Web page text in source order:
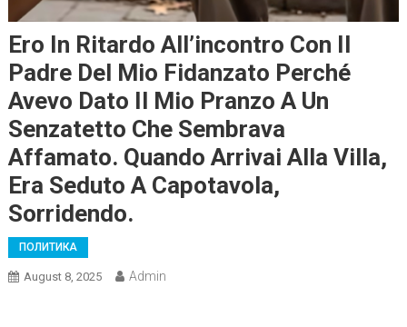
Ero In Ritardo All’incontro Con Il
Padre Del Mio Fidanzato Perché
Avevo Dato Il Mio Pranzo A Un
Senzatetto Che Sembrava
Affamato. Quando Arrivai Alla Villa,
Era Seduto A Capotavola,
Sorridendo.
ПОЛИТИКА
August 8, 2025 Admin